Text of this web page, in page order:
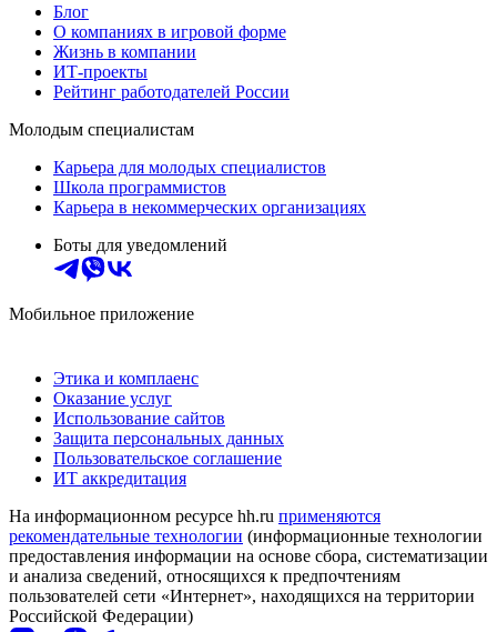
Блог
О компаниях в игровой форме
Жизнь в компании
ИТ-проекты
Рейтинг работодателей России
Молодым специалистам
Карьера для молодых специалистов
Школа программистов
Карьера в некоммерческих организациях
Боты для уведомлений
Мобильное приложение
Этика и комплаенс
Оказание услуг
Использование сайтов
Защита персональных данных
Пользовательское соглашение
ИТ аккредитация
На информационном ресурсе hh.ru применяются
рекомендательные технологии (информационные технологии
предоставления информации на основе сбора, систематизации
и анализа сведений, относящихся к предпочтениям
пользователей сети «Интернет», находящихся на территории
Российской Федерации)